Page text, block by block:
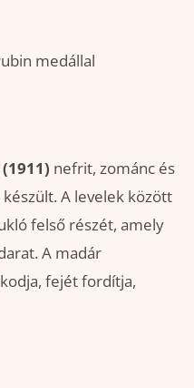
medállal
nefrit, zománc és
A levelek között
felső részét, amely
A madár
fejét fordítja,